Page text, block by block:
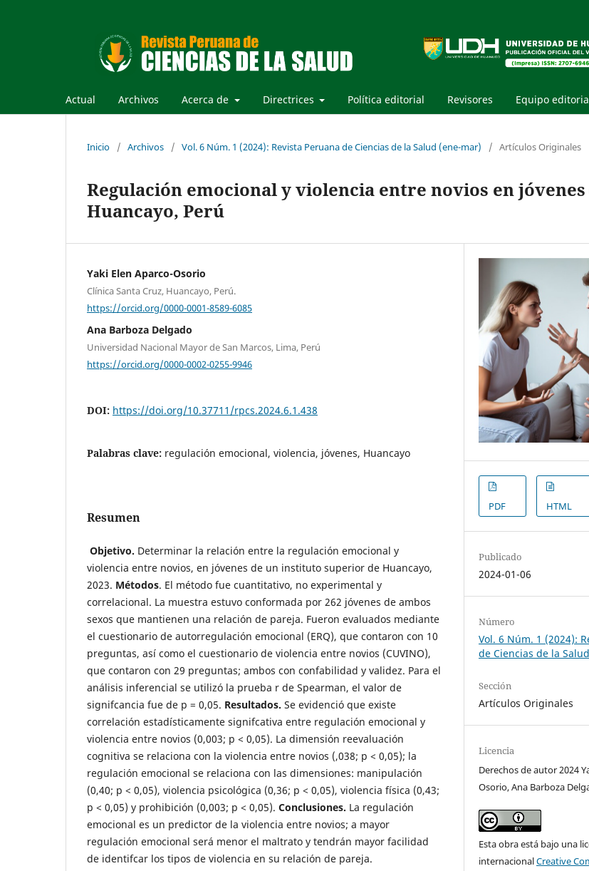
Actual Archivos Acerca de Directrices Política editorial Revisores Equipo
Inicio / Archivos / Vol. 6 Núm. 1 (2024): Revista Peruana de Ciencias de la Salud (ene-mar) / Artículos Originales
Regulación emocional y violencia entre novios en jóvenes
Huancayo, Perú
Yaki Elen Aparco-Osorio
Clínica Santa Cruz, Huancayo, Perú.
https://orcid.org/0000-0001-8589-6085
Ana Barboza Delgado
Universidad Nacional Mayor de San Marcos, Lima, Perú
https://orcid.org/0000-0002-0255-9946
DOI: https://doi.org/10.37711/rpcs.2024.6.1.438
Palabras clave: regulación emocional, violencia, jóvenes, Huancayo
Resumen
Objetivo. Determinar la relación entre la regulación emocional y
violencia entre novios, en jóvenes de un instituto superior de Huancayo,
2023. Métodos. El método fue cuantitativo, no experimental y
correlacional. La muestra estuvo conformada por 262 jóvenes de ambos
sexos que mantienen una relación de pareja. Fueron evaluados mediante
el cuestionario de autorregulación emocional (ERQ), que contaron con 10
preguntas, así como el cuestionario de violencia entre novios (CUVINO),
que contaron con 29 preguntas; ambos con confabilidad y validez. Para el
análisis inferencial se utilizó la prueba r de Spearman, el valor de
signifcancia fue de p = 0,05. Resultados. Se evidenció que existe
correlación estadísticamente signifcativa entre regulación emocional y
violencia entre novios (0,003; p < 0,05). La dimensión reevaluación
cognitiva se relaciona con la violencia entre novios (,038; p < 0,05); la
regulación emocional se relaciona con las dimensiones: manipulación
(0,40; p < 0,05), violencia psicológica (0,36; p < 0,05), violencia física (0,43;
p < 0,05) y prohibición (0,003; p < 0,05). Conclusiones. La regulación
emocional es un predictor de la violencia entre novios; a mayor
regulación emocional será menor el maltrato y tendrán mayor facilidad
de identifcar los tipos de violencia en su relación de pareja.
PDF HTML
Publicado
2024-01-06
Número
Vol. 6 Núm. 1 (2024):
de Ciencias de la
Sección
Artículos Originales
Licencia
Derechos de autor 2024
Osorio, Ana Barboza
Esta obra está bajo una
internacionalCreative